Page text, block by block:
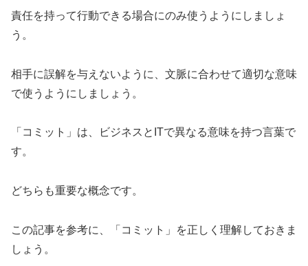
責任を持って行動できる場合にのみ使うようにしましょ
う。
相手に誤解を与えないように、文脈に合わせて適切な意味
で使うようにしましょう。
「コミット」は、ビジネスとITで異なる意味を持つ言葉で
す。
どちらも重要な概念です。
この記事を参考に、「コミット」を正しく理解しておきま
しょう。